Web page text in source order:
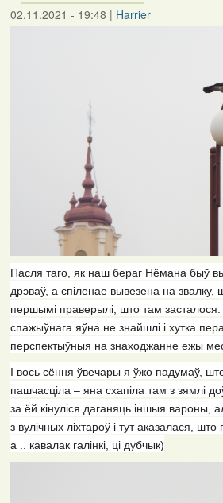
02.11.2021 - 19:48 | Harrier
Пасля таго, як наш бераг Нёмана быў
дрэваў, а спіленае вывезена на
першымі праверылі, што там засталося.
спажыўнага яўна не знайшлі і хутка
перспектыўныя на знаходжанне ежы
І вось сёння ўвечары я ўжо падумаў,
пашчасціла – яна схапіла там з зямлі
за ёй кінуліся даганяць іншыя вароны,
з вулічных ліхтароў і тут аказалася, што
а .. кавалак галінкі, ці дубчык)